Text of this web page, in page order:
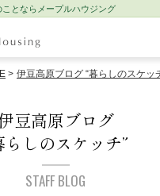
となら メープルハウジング
伊豆高原ブログ “暮らしのスケッ
豆高原ブログ
らしのスケッチ”
STAFF BLOG